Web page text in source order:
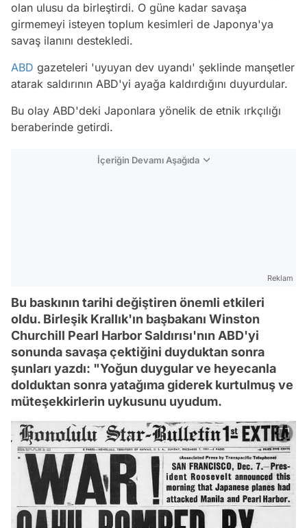
olan ulusu da birleştirdi. O güne kadar savaşa
girmemeyi isteyen toplum kesimleri de Japonya'ya
savaş ilanını destekledi.
ABD gazeteleri 'uyuyan dev uyandı' şeklinde manşetler
atarak saldırının ABD'yi ayağa kaldırdığını duyurdular.
Bu olay ABD'deki Japonlara yönelik de etnik ırkçılığı
beraberinde getirdi.
İçeriğin Devamı Aşağıda
Reklam
Bu baskının tarihi değiştiren önemli etkileri
oldu. Birleşik Krallık'ın başbakanı Winston
Churchill Pearl Harbor Saldırısı'nın ABD'yi
sonunda savaşa çektiğini duyduktan sonra
şunları yazdı: "Yoğun duygular ve heyecanla
dolduktan sonra yatağıma giderek kurtulmuş ve
müteşekkirlerin uykusunu uyudum.